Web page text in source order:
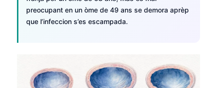
preocupant en un òme de 49 ans se demora aprèp
que l’infeccion s’es escampada.